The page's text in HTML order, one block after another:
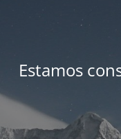
Estamos